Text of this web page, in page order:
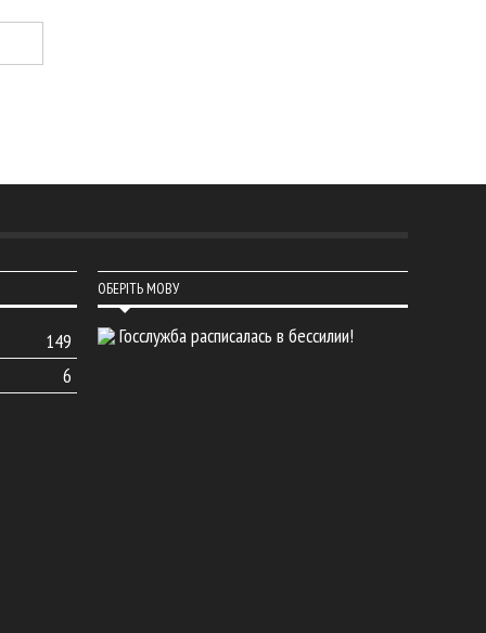
149
6
ОБЕРІТЬ МОВУ
Госслужба расписалась в бессилии!